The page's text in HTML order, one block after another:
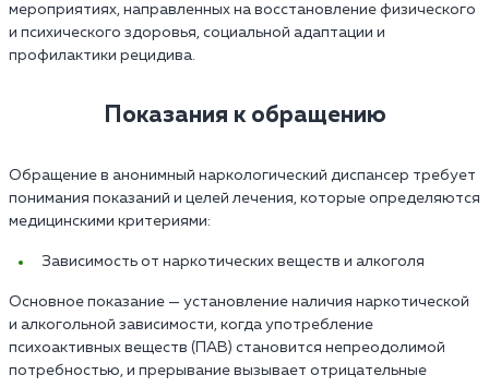
мероприятиях, направленных на восстановление физического
и психического здоровья, социальной адаптации и
профилактики рецидива.
Показания к обращению
Обращение в анонимный наркологический диспансер требует
понимания показаний и целей лечения, которые определяются
медицинскими критериями:
Зависимость от наркотических веществ и алкоголя
Основное показание — установление наличия наркотической
и алкогольной зависимости, когда употребление
психоактивных веществ (ПАВ) становится непреодолимой
потребностью, и прерывание вызывает отрицательные